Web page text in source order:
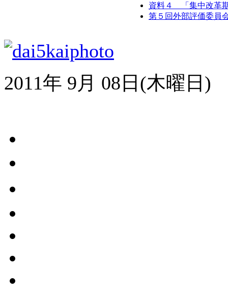
資料４ 「集中改革
第５回外部評価委員
2011年 9月 08日(木曜日)